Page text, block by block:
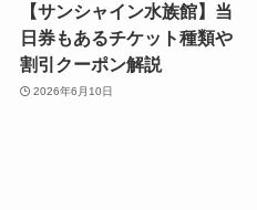
【サンシャイン水族館】当
日券もあるチケット種類や
割引クーポン解説
2026年6月10日